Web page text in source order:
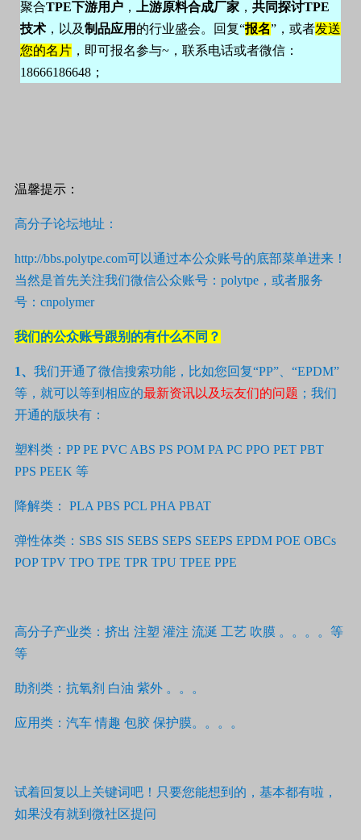
聚合TPE下游用户 ， 上游原料合成厂家 ， 共同探讨TPE
技术 ，以及制品应用 的行业盛会。回复“报名”，或者发送
您的名片 ，即可报名参与~ ，联系电话或者微信：
18666186648 ；
温馨提示：
高分子论坛地址：
http://bbs.polytpe.com可以通过本公众账号的底部菜单进来！
当然是首先关注我们微信公众账号： polytpe ，或者服务
号： cnpolymer
我们的公众账号跟别的有什么不同？
1、 我们开通了微信搜索功能，比如您回复“PP”、“EPDM”
等，就可以等到相应的最新资讯以及坛友们的问题 ；我们
开通的版块有：
塑料类： PP PE PVC ABS PS POM PA PC PPO PET PBT
PPS PEEK 等
降解类： PLA PBS PCL PHA PBAT
弹性体类： SBS SIS SEBS SEPS SEEPS EPDM POE OBCs
POP TPV TPO TPE TPR TPU TPEE PPE
高分子产业类：挤出 注塑 灌注 流涎 工艺 吹膜 。。。。等
等
助剂类：抗氧剂 白油 紫外 。。。
应用类：汽车 情趣 包胶 保护膜。。。。
试着回复以上关键词吧！只要您能想到的，基本都有啦，
如果没有就到微社区提问